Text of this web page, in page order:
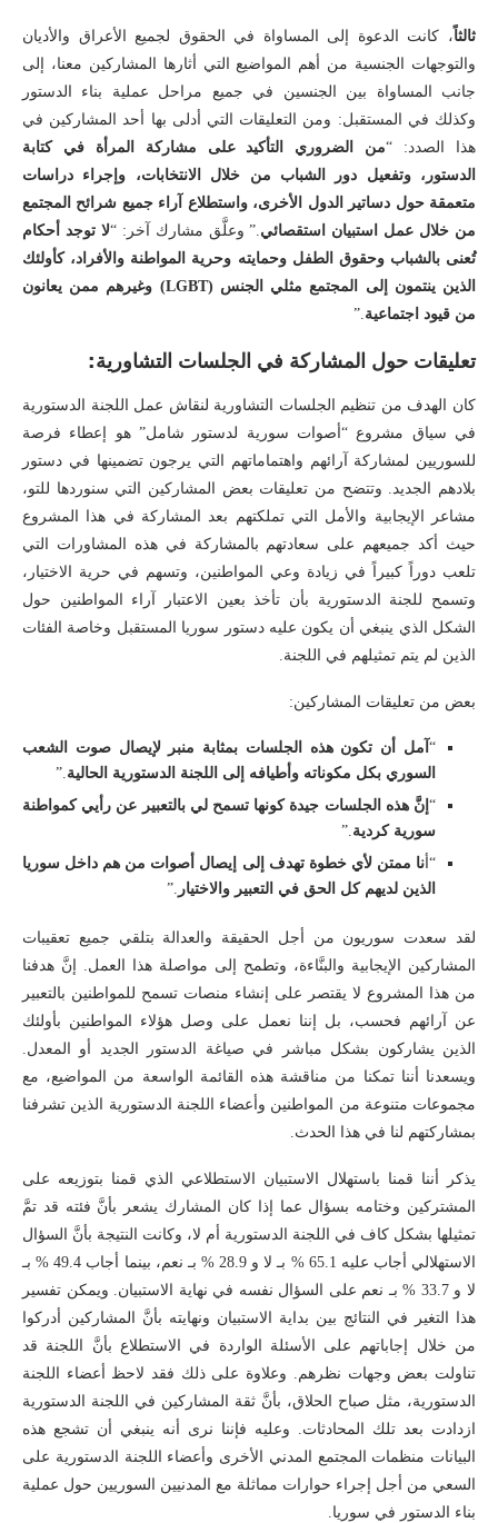
ثالثاً، كانت الدعوة إلى المساواة في الحقوق لجميع الأعراق والأديان
والتوجهات الجنسية من أهم المواضيع التي أثارها المشاركين معنا، إلى
جانب المساواة بين الجنسين في جميع مراحل عملية بناء الدستور
وكذلك في المستقبل: ومن التعليقات التي أدلى بها أحد المشاركين في
هذا الصدد: “من الضروري التأكيد على مشاركة المرأة في كتابة
الدستور، وتفعيل دور الشباب من خلال الانتخابات، وإجراء دراسات
متعمقة حول دساتير الدول الأخرى، واستطلاع آراء جميع شرائح المجتمع
من خلال عمل استبيان استقصائي.” وعلَّق مشارك آخر: “لا توجد أحكام
تُعنى بالشباب وحقوق الطفل وحمايته وحرية المواطنة والأفراد، كأولئك
الذين ينتمون إلى المجتمع مثلي الجنس (LGBT) وغيرهم ممن يعانون
من قيود اجتماعية.”
تعليقات حول المشاركة في الجلسات التشاورية:
كان الهدف من تنظيم الجلسات التشاورية لنقاش عمل اللجنة الدستورية
في سياق مشروع “أصوات سورية لدستور شامل” هو إعطاء فرصة
للسوريين لمشاركة آرائهم واهتماماتهم التي يرجون تضمينها في دستور
بلادهم الجديد. وتتضح من تعليقات بعض المشاركين التي سنوردها للتو،
مشاعر الإيجابية والأمل التي تملكتهم بعد المشاركة في هذا المشروع
حيث أكد جميعهم على سعادتهم بالمشاركة في هذه المشاورات التي
تلعب دوراً كبيراً في زيادة وعي المواطنين، وتسهم في حرية الاختيار،
وتسمح للجنة الدستورية بأن تأخذ بعين الاعتبار آراء المواطنين حول
الشكل الذي ينبغي أن يكون عليه دستور سوريا المستقبل وخاصة الفئات
الذين لم يتم تمثيلهم في اللجنة.
بعض من تعليقات المشاركين:
“ آمل أن تكون هذه الجلسات بمثابة منبر لإيصال صوت الشعب
السوري بكل مكوناته وأطيافه إلى اللجنة الدستورية الحالية.”
“ إنَّ هذه الجلسات جيدة كونها تسمح لي بالتعبير عن رأيي كمواطنة
سورية كردية.”
“أ نا ممتن لأي خطوة تهدف إلى إيصال أصوات من هم داخل سوريا
الذين لديهم كل الحق في التعبير والاختيار .”
لقد سعدت سوريون من أجل الحقيقة والعدالة بتلقي جميع تعقيبات
المشاركين الإيجابية والبنَّاءة، وتطمح إلى مواصلة هذا العمل. إنَّ هدفنا
من هذا المشروع لا يقتصر على إنشاء منصات تسمح للمواطنين بالتعبير
عن آرائهم فحسب، بل إننا نعمل على وصل هؤلاء المواطنين بأولئك
الذين يشاركون بشكل مباشر في صياغة الدستور الجديد أو المعدل.
ويسعدنا أننا تمكنا من مناقشة هذه القائمة الواسعة من المواضيع، مع
مجموعات متنوعة من المواطنين وأعضاء اللجنة الدستورية الذين تشرفنا
بمشاركتهم لنا في هذا الحدث.
يذكر أننا قمنا باستهلال الاستبيان الاستطلاعي الذي قمنا بتوزيعه على
المشتركين وختامه بسؤال عما إذا كان المشارك يشعر بأنَّ فئته قد تمَّ
تمثيلها بشكل كاف في اللجنة الدستورية أم لا، وكانت النتيجة بأنَّ السؤال
الاستهلالي أجاب عليه 65.1 % بـ لا و 28.9 % بـ نعم، بينما أجاب 49.4 % بـ
لا و 33.7 % بـ نعم على السؤال نفسه في نهاية الاستبيان. ويمكن تفسير
هذا التغير في النتائج بين بداية الاستبيان ونهايته بأنَّ المشاركين أدركوا
من خلال إجاباتهم على الأسئلة الواردة في الاستطلاع بأنَّ اللجنة قد
تناولت بعض وجهات نظرهم. وعلاوة على ذلك فقد لاحظ أعضاء اللجنة
الدستورية، مثل صباح الحلاق، بأنَّ ثقة المشاركين في اللجنة الدستورية
ازدادت بعد تلك المحادثات. وعليه فإننا نرى أنه ينبغي أن تشجع هذه
البيانات منظمات المجتمع المدني الأخرى وأعضاء اللجنة الدستورية على
السعي من أجل إجراء حوارات مماثلة مع المدنيين السوريين حول عملية
بناء الدستور في سوريا.